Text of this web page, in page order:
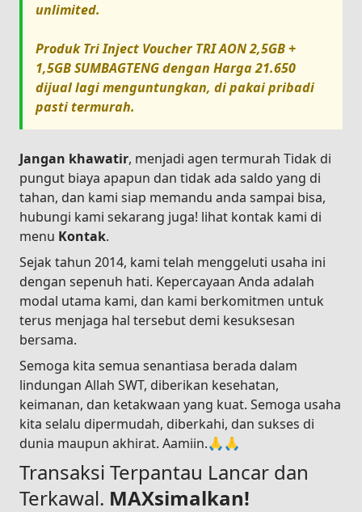
unlimited.
ProdukTri Inject Voucher TRI AON 2,5GB +
1,5GB SUMBAGTENGdengan Harga21.650
dijual lagi menguntungkan, di pakai pribadi
pasti termurah.
Jangan khawatir, menjadi agen termurah Tidak di
pungut biaya apapun dan tidak ada saldo yang di
tahan, dan kami siap memandu anda sampai bisa,
hubungi kami sekarang juga! lihat kontak kami di
menu Kontak.
Sejak tahun 2014, kami telah menggeluti usaha ini
dengan sepenuh hati. Kepercayaan Anda adalah
modal utama kami, dan kami berkomitmen untuk
terus menjaga hal tersebut demi kesuksesan
bersama.
Semoga kita semua senantiasa berada dalam
lindungan Allah SWT, diberikan kesehatan,
keimanan, dan ketakwaan yang kuat. Semoga usaha
kita selalu dipermudah, diberkahi, dan sukses di
dunia maupun akhirat. Aamiin.🙏🙏
Transaksi Terpantau Lancar dan
Terkawal. MAXsimalkan!